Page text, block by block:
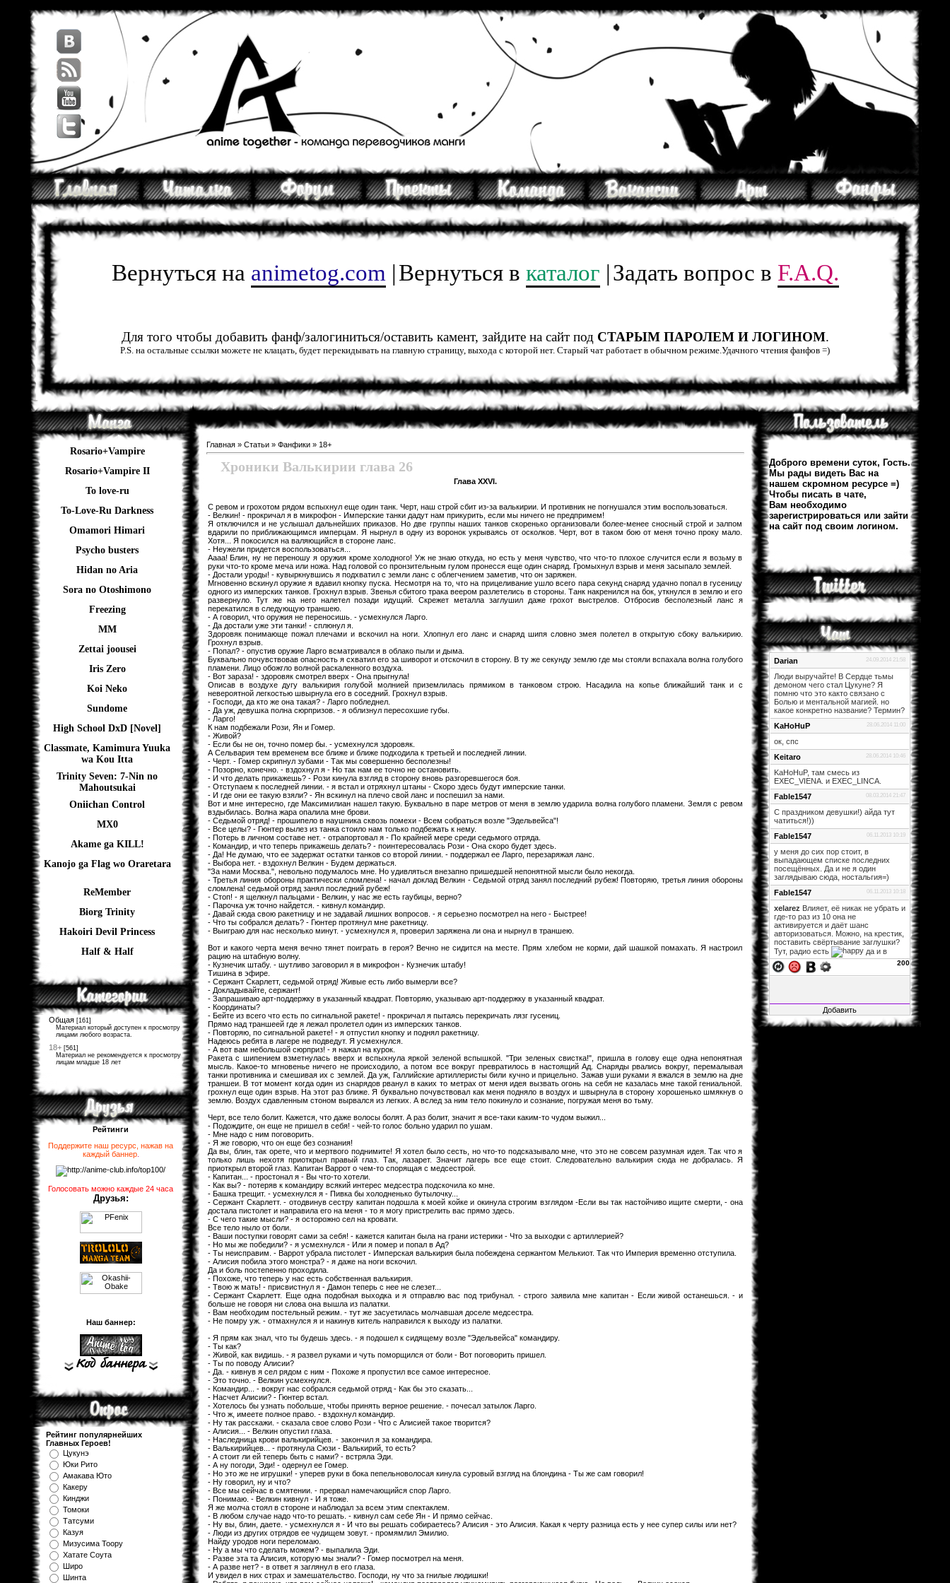
Вернуться на animetog.com |Вернуться в каталог |Задать вопрос в F.A.Q.
Для того чтобы добавить фанф/залогиниться/оставить камент, зайдите на сайт под СТАРЫМ ПАРОЛЕМ И ЛОГИНОМ.
P.S. на остальные ссылки можете не клацать, будет перекидывать на главную страницу, выхода с которой нет. Старый чат работает в обычном режиме.Удачного чтения фанфов =)
Rosario+Vampire
Rosario+Vampire II
To love-ru
To-Love-Ru Darkness
Omamori Himari
Psycho busters
Hidan no Aria
Sora no Otoshimono
Freezing
ММ
Zettai joousei
Iris Zero
Koi Neko
Sundome
High School DxD [Novel]
Classmate, Kamimura Yuuka
wa Kou Itta
Trinity Seven: 7-Nin no
Mahoutsukai
Oniichan Control
MX0
Akame ga KILL!
Kanojo ga Flag wo Oraretara
ReMember
Biorg Trinity
Hakoiri Devil Princess
Half & Half
Общая [161]
Материал который доступен к просмотру
лицами любого возраста.
18+ [561]
Материал не рекомендуется к просмотру
лицам младше 18 лет
Рейтинги
Поддержите наш ресурс, нажав на
каждый баннер.
Голосовать можно каждые 24 часа
Друзья:
Наш баннер:
Рейтинг популярнейших
Главных Героев!
Цукунэ
Юки Рито
Амакава Юто
Какеру
Кинджи
Томоки
Татсуми
Казуя
Мизуcима Тоору
Хатате Соута
Широ
Шинта
Доброго времени суток, Гость.
Мы рады видеть Вас на
нашем скромном ресурсе =)
Чтобы писать в чате,
Вам необходимо
зарегистрироваться или зайти
на сайт под своим логином.
24.09.2014 21:58
Darian
Люди выручайте! В Сердце тьмы
демоном чего стал Цукуне? Я
помню что это както связано с
Болью и ментальной магией. но
какое конкретно название? Термин?
28.06.2014 11:00
KaHoHuP
ок, спс
28.06.2014 10:46
Keitaro
KaHoHuP, там смесь из
EXEC_VIENA. и EXEC_LINCA.
08.03.2014 21:47
Fable1547
С праздником девушки!) айда тут
чатиться!))
06.11.2013 10:19
Fable1547
у меня до сих пор стоит, в
выпадающем списке последних
посещённых. Да и не я один
заглядываю сюда, ностальгия=)
06.11.2013 10:18
Fable1547
xelarez Влияет, её никак не убрать и
где-то раз из 10 она не
активируется и даёт шанс
авторизоваться. Можно, на крестик,
поставить свёртывание заглушки?
Тут, радио есть
да и в
фф...
06.11.2013 02:22
xelarez
можно за авторизацию не
переживать. а остальное закрыто,
ибо много там битого, да и вся
200
Главная» Статьи» Фанфики» 18+
Хроники Валькирии глава 26
Глава XXVI.
С ревом и грохотом рядом вспыхнул еще один танк. Черт, наш строй сбит из-за валькирии. И противник не погнушался этим воспользоваться.
- Велкин! - прокричал я в микрофон - Имперские танки дадут нам прикурить, если мы ничего не предпримем!
Я отключился и не услышал дальнейших приказов. Но две группы наших танков скоренько организовали более-менее сносный строй и залпом
вдарили по приближающимся имперцам. Я нырнул в одну из воронок укрываясь от осколков. Черт, вот в таком бою от меня точно проку мало.
Хотя... Я покосился на валяющийся в стороне ланс.
- Неужели придется воспользоваться...
Аааа! Блин, ну не переношу я оружия кроме холодного! Уж не знаю откуда, но есть у меня чувство, что что-то плохое случится если я возьму в
руки что-то кроме меча или ножа. Над головой со пронзительным гулом пронесся еще один снаряд. Громыхнул взрыв и меня засыпало землей.
- Достали уроды! - кувыркнувшись я подхватил с земли ланс с облегчением заметив, что он заряжен.
Мгновенно вскинул оружие я вдавил кнопку пуска. Несмотря на то, что на прицеливание ушло всего пара секунд снаряд удачно попал в гусеницу
одного из имперских танков. Грохнул взрыв. Звенья сбитого трака веером разлетелись в стороны. Танк накренился на бок, уткнулся в землю и его
развернуло. Тут же на него налетел позади идущий. Скрежет металла заглушил даже грохот выстрелов. Отбросив бесполезный ланс я
перекатился в следующую траншею.
- А говорил, что оружия не переносишь. - усмехнулся Ларго.
- Да достали уже эти танки! - сплюнул я.
Здоровяк понимающе пожал плечами и вскочил на ноги. Хлопнул его ланс и снаряд шипя словно змея полетел в открытую сбоку валькирию.
Грохнул взрыв.
- Попал? - опустив оружие Ларго всматривался в облако пыли и дыма.
Буквально почувствовав опасность я схватил его за шиворот и отскочил в сторону. В ту же секунду землю где мы стояли вспахала волна голубого
пламени. Лицо обожгло волной раскаленного воздуха.
- Вот зараза! - здоровяк смотрел вверх - Она прыгнула!
Описав в воздухе дугу валькирия голубой молнией приземлилась прямиком в танковом строю. Насадила на копье ближайший танк и с
невероятной легкостью швырнула его в соседний. Грохнул взрыв.
- Господи, да кто же она такая? - Ларго побледнел.
- Да уж, девушка полна сюрпризов. - я облизнул пересохшие губы.
- Ларго!
К нам подбежали Рози, Ян и Гомер.
- Живой?
- Если бы не он, точно помер бы. - усмехнулся здоровяк.
А Сельвария тем временем все ближе и ближе подходила к третьей и последней линии.
- Черт. - Гомер скрипнул зубами - Так мы совершенно бесполезны!
- Позорно, конечно. - вздохнул я - Но так нам ее точно не остановить.
- И что делать прикажешь? - Рози кинула взгляд в сторону вновь разгоревшегося боя.
- Отступаем к последней линии. - я встал и отряхнул штаны - Скоро здесь будут имперские танки.
- И где они ее такую взяли? - Ян вскинул на плечо свой ланс и поспешил за нами.
Вот и мне интересно, где Максимилиан нашел такую. Буквально в паре метров от меня в землю ударила волна голубого пламени. Земля с ревом
вздыбилась. Волна жара опалила мне брови.
- Седьмой отряд! - прошипело в наушника сквозь помехи - Всем собраться возле "Эдельвейса"!
- Все целы? - Гюнтер вылез из танка стоило нам только подбежать к нему.
- Потерь в личном составе нет. - отрапортовал я - По крайней мере среди седьмого отряда.
- Командир, и что теперь прикажешь делать? - поинтересовалась Рози - Она скоро будет здесь.
- Да! Не думаю, что ее задержат остатки танков со второй линии. - поддержал ее Ларго, перезаряжая ланс.
- Выбора нет. - вздохнул Велкин - Будем держаться.
"За нами Москва.", невольно подумалось мне. Но удивляться внезапно пришедшей непонятной мысли было некогда.
- Третья линия обороны практически сломлена! - начал доклад Велкин - Седьмой отряд занял последний рубеж! Повторяю, третья линия обороны
сломлена! седьмой отряд занял последний рубеж!
- Стоп! - я щелкнул пальцами - Велкин, у нас же есть гаубицы, верно?
- Парочка уж точно найдется. - кивнул командир.
- Давай сюда свою ракетницу и не задавай лишних вопросов. - я серьезно посмотрел на него - Быстрее!
- Что ты собрался делать? - Гюнтер протянул мне ракетницу.
- Выиграю для нас несколько минут. - усмехнулся я, проверил заряжена ли она и нырнул в траншею.
Вот и какого черта меня вечно тянет поиграть в героя? Вечно не сидится на месте. Прям хлебом не корми, дай шашкой помахать. Я настроил
рацию на штабную волну.
- Кузнечик штабу. - шутливо заговорил я в микрофон - Кузнечик штабу!
Тишина в эфире.
- Сержант Скарлетт, седьмой отряд! Живые есть либо вымерли все?
- Докладывайте, сержант!
- Запрашиваю арт-поддержку в указанный квадрат. Повторяю, указываю арт-поддержку в указанный квадрат.
- Координаты?
- Бейте из всего что есть по сигнальной ракете! - прокричал я пытаясь перекричать лязг гусениц.
Прямо над траншеей где я лежал пролетел один из имперских танков.
- Повторяю, по сигнальной ракете! - я отпустил кнопку и поднял ракетницу.
Надеюсь ребята в лагере не подведут. Я усмехнулся.
- А вот вам небольшой сюрприз! - я нажал на курок.
Ракета с шипением взметнулась вверх и вспыхнула яркой зеленой вспышкой. "Три зеленых свистка!", пришла в голову еще одна непонятная
мысль. Какое-то мгновенье ничего не происходило, а потом все вокруг превратилось в настоящий Ад. Снаряды рвались вокруг, перемалывая
танки противника и смешивая их с землей. Да уж, Галлийские артиллеристы били кучно и прицельно. Зажав уши руками я вжался в землю на дне
траншеи. В тот момент когда один из снарядов рванул в каких то метрах от меня идея вызвать огонь на себя не казалась мне такой гениальной.
грохнул еще один взрыв. На этот раз ближе. Я буквально почувствовал как меня подняло в воздух и швырнула в сторону хорошенько шмякнув о
землю. Воздух сдавленным стоном вырвался из легких. А вслед за ним тело покинуло и сознание, погружая меня во тьму.
Черт, все тело болит. Кажется, что даже волосы болят. А раз болит, значит я все-таки каким-то чудом выжил...
- Подождите, он еще не пришел в себя! - чей-то голос больно ударил по ушам.
- Мне надо с ним поговорить.
- Я же говорю, что он еще без сознания!
Да вы, блин, так орете, что и мертвого поднимите! Я хотел было сесть, но что-то подсказывало мне, что это не совсем разумная идея. Так что я
только лишь нехотя приоткрыл правый глаз. Так, лазарет. Значит лагерь все еще стоит. Следовательно валькирия сюда не добралась. Я
приоткрыл второй глаз. Капитан Варрот о чем-то спорящая с медсестрой.
- Капитан... - простонал я - Вы что-то хотели.
- Как вы? - потеряв к командиру всякий интерес медсестра подскочила ко мне.
- Башка трещит. - усмехнулся я - Пивка бы холодненько бутылочку...
- Сержант Скарлетт. - отодвинув сестру капитан подошла к моей койке и окинула строгим взглядом -Если вы так настойчиво ищите смерти, - она
достала пистолет и направила его на меня - то я могу пристрелить вас прямо здесь.
- С чего такие мысли? - я осторожно сел на кровати.
Все тело ныло от боли.
- Ваши поступки говорят сами за себя! - кажется капитан была на грани истерики - Что за выходки с артиллерией?
- Но мы же победили? - я усмехнулся - Или я помер и попал в Ад?
- Ты неисправим. - Варрот убрала пистолет - Имперская валькирия была побеждена сержантом Мелькиот. Так что Империя временно отступила.
- Алисия побила этого монстра? - я даже на ноги вскочил.
Да и боль постепенно проходила.
- Похоже, что теперь у нас есть собственная валькирия.
- Твою ж мать! - присвистнул я - Дамон теперь с нее не слезет...
- Сержант Скарлетт. Еще одна подобная выходка и я отправлю вас под трибунал. - строго заявила мне капитан - Если живой останешься. - и
больше не говоря ни слова она вышла из палатки.
- Вам необходим постельный режим. - тут же засуетилась молчавшая доселе медсестра.
- Не помру уж. - отмахнулся я и накинув китель направился к выходу из палатки.
- Я прям как знал, что ты будешь здесь. - я подошел к сидящему возле "Эдельвейса" командиру.
- Ты как?
- Живой, как видишь. - я развел руками и чуть поморщился от боли - Вот поговорить пришел.
- Ты по поводу Алисии?
- Да. - кивнув я сел рядом с ним - Похоже я пропустил все самое интересное.
- Это точно. - Велкин усмехнулся.
- Командир... - вокруг нас собрался седьмой отряд - Как бы это сказать...
- Насчет Алисии? - Гюнтер встал.
- Хотелось бы узнать побольше, чтобы принять верное решение. - почесал затылок Ларго.
- Что ж, имеете полное право. - вздохнул командир.
- Ну так расскажи. - сказала свое слово Рози - Что с Алисией такое творится?
- Алисия... - Велкин опустил глаза.
- Наследница крови валькирийцев. - закончил я за командира.
- Валькирийцев... - протянула Сюзи - Валькирий, то есть?
- А стоит ли ей теперь быть с нами? - встряла Эди.
- А ну погоди, Эди! - одернул ее Гомер.
- Но это же не игрушки! - уперев руки в бока пепельноволосая кинула суровый взгляд на блондина - Ты же сам говорил!
- Ну говорил, ну и что?
- Все мы сейчас в смятении. - прервал намечающийся спор Ларго.
- Понимаю. - Велкин кивнул - И я тоже.
Я же молча стоял в стороне и наблюдал за всем этим спектаклем.
- В любом случае надо что-то решать. - кивнул сам себе Ян - И прямо сейчас.
- Ну вы, блин, даете. - усмехнулся я - И что вы решать собираетесь? Алисия - это Алисия. Какая к черту разница есть у нее супер силы или нет?
- Люди из других отрядов ее чудищем зовут. - промямлил Эмилио.
Найду уродов ноги переломаю.
- Ну а мы что сделать можем? - выпалила Эди.
- Разве эта та Алисия, которую мы знали? - Гомер посмотрел на меня.
- А разве нет? - в ответ я заглянул в его глаза.
И увидел в них страх и замешательство. Господи, ну что за гнилые людишки!